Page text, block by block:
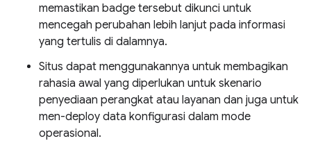
memastikan badge tersebut dikunci untuk
mencegah perubahan lebih lanjut pada informasi
yang tertulis di dalamnya.
Situs dapat menggunakannya untuk membagikan
rahasia awal yang diperlukan untuk skenario
penyediaan perangkat atau layanan dan juga untuk
men-deploy data konfigurasi dalam mode
operasional.